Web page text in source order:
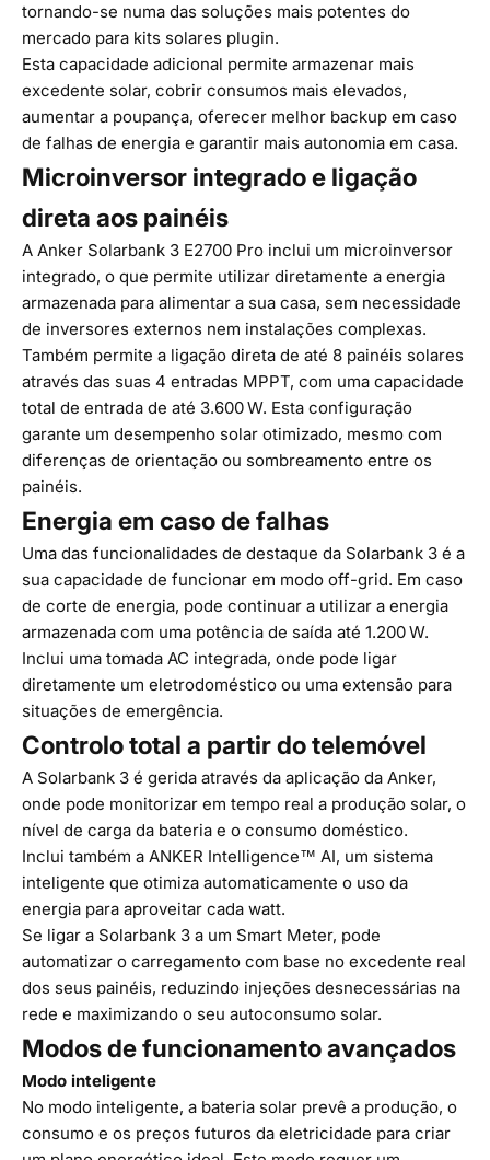
tornando-se numa das soluções mais potentes do
mercado para kits solares plugin.
Esta capacidade adicional permite armazenar mais
excedente solar, cobrir consumos mais elevados,
aumentar a poupança, oferecer melhor backup em caso
de falhas de energia e garantir mais autonomia em casa.
Microinversor integrado e ligação
direta aos painéis
A Anker Solarbank 3 E2700 Pro inclui um microinversor
integrado, o que permite utilizar diretamente a energia
armazenada para alimentar a sua casa, sem necessidade
de inversores externos nem instalações complexas.
Também permite a ligação direta de até 8 painéis solares
através das suas 4 entradas MPPT, com uma capacidade
total de entrada de até 3.600 W. Esta configuração
garante um desempenho solar otimizado, mesmo com
diferenças de orientação ou sombreamento entre os
painéis.
Energia em caso de falhas
Uma das funcionalidades de destaque da Solarbank 3 é a
sua capacidade de funcionar em modo off-grid. Em caso
de corte de energia, pode continuar a utilizar a energia
armazenada com uma potência de saída até 1.200 W.
Inclui uma tomada AC integrada, onde pode ligar
diretamente um eletrodoméstico ou uma extensão para
situações de emergência.
Controlo total a partir do telemóvel
A Solarbank 3 é gerida através da aplicação da Anker,
onde pode monitorizar em tempo real a produção solar, o
nível de carga da bateria e o consumo doméstico.
Inclui também a ANKER Intelligence™ AI, um sistema
inteligente que otimiza automaticamente o uso da
energia para aproveitar cada watt.
Se ligar a Solarbank 3 a um Smart Meter, pode
automatizar o carregamento com base no excedente real
dos seus painéis, reduzindo injeções desnecessárias na
rede e maximizando o seu autoconsumo solar.
Modos de funcionamento avançados
Modo inteligente
No modo inteligente, a bateria solar prevê a produção, o
consumo e os preços futuros da eletricidade para criar